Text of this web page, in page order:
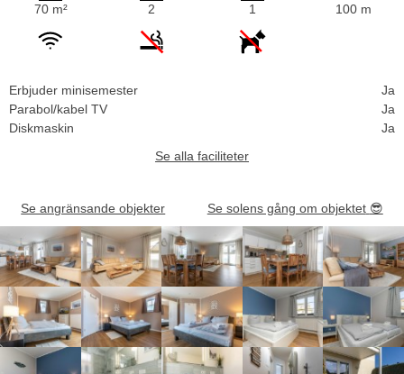
70 m² 2 1 100 m
Erbjuder minisemester
Ja
Parabol/kabel TV
Ja
Diskmaskin
Ja
Se alla faciliteter
Se angränsande objekter Se solens gång om objektet 😎